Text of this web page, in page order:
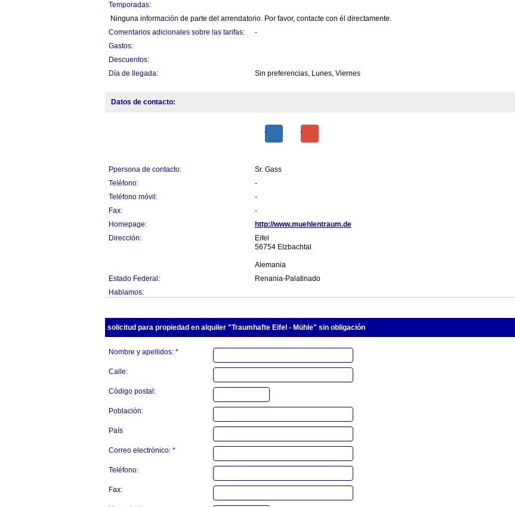
Temporadas:
Ninguna información de parte del arrendatorio. Por favor, contacte con él directamente.
Comentarios adicionales sobre las tarifas:
-
Gastos:
Descuentos:
Día de llegada:
Sin preferencias, Lunes, Viernes
Datos de contacto:
Ppersona de contacto:
Sr. Gass
Teléfono:
-
Teléfono móvil:
-
Fax:
-
Homepage:
http://www.muehlentraum.de
Dirección:
Eifel
56754 Elzbachtal
Alemania
Estado Federal:
Renania-Palatinado
Hablamos:
solicitud para propiedad en alquiler "Traumhafte Eifel - Mühle" sin obligación
Nombre y apellidos: *
Calle:
Código postal:
Población:
País
Correo electrónico: *
Teléfono:
Fax: